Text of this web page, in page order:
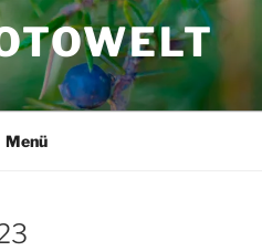
Menü